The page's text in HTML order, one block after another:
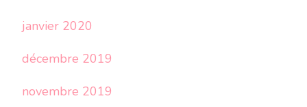
janvier 2020
décembre 2019
novembre 2019